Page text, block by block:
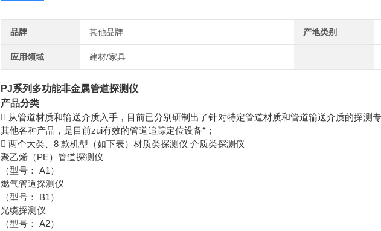
品牌 其他品牌 产地类别
应用领域 建材/家具
PJ系列多功能非金属管道探测仪
产品分类
 从管道材质和输送介质入手，目前已分别研制出了针对特定管道材质和管道输送介质的探测
其他各种产品，是目前zui有效的管道追踪定位设备*；
 两个大类、8 款机型（如下表）材质类探测仪 介质类探测仪
聚乙烯（PE）管道探测仪
（型号： A1）
燃气管道探测仪
（型号： B1）
光缆探测仪
（型号： A2）